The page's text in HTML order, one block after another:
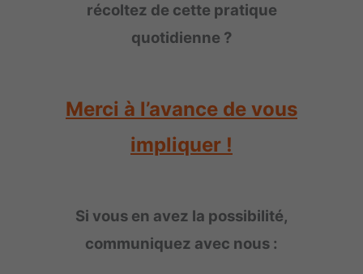
récoltez de cette pratique
quotidienne ?
Merci à l’avance de vous
impliquer !
Si vous en avez la possibilité,
communiquez avec nous :